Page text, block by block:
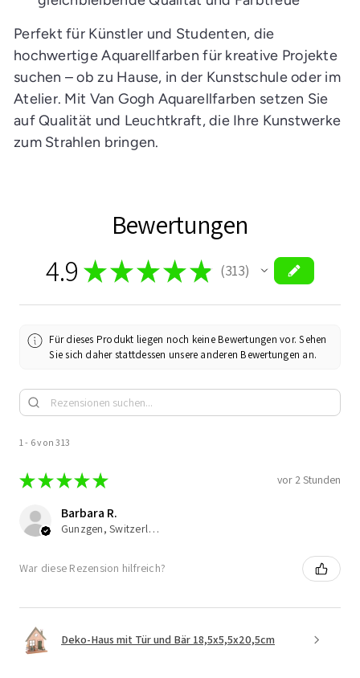
Perfekt für Künstler und Studenten, die
hochwertige Aquarellfarben für kreative Projekte
suchen – ob zu Hause, in der Kunstschule oder im
Atelier. Mit Van Gogh Aquarellfarben setzen Sie
auf Qualität und Leuchtkraft, die Ihre Kunstwerke
zum Strahlen bringen.
Bewertungen
4.9 ★★★★★ 313
313
Für dieses Produkt liegen noch keine Bewertungen vor. Sehen
Sie sich daher stattdessen unsere anderen Bewertungen an.
1 - 6 von 313
★★ ★★★ vor 2 Stunden
Barbara R.
Gunzgen, Switzerland
War diese Rezension hilfreich?
Deko-Haus mit Tür und Bär 18,5x5,5x20,5cm